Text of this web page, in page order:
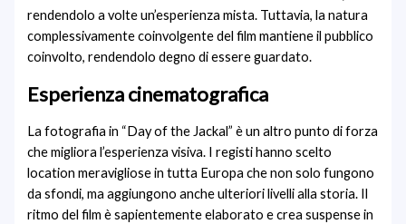
rendendolo a volte un’esperienza mista. Tuttavia, la natura
complessivamente coinvolgente del film mantiene il pubblico
coinvolto, rendendolo degno di essere guardato.
Esperienza cinematografica
La fotografia in “Day of the Jackal” è un altro punto di forza
che migliora l’esperienza visiva. I registi hanno scelto
location meravigliose in tutta Europa che non solo fungono
da sfondi, ma aggiungono anche ulteriori livelli alla storia. Il
ritmo del film è sapientemente elaborato e crea suspense in